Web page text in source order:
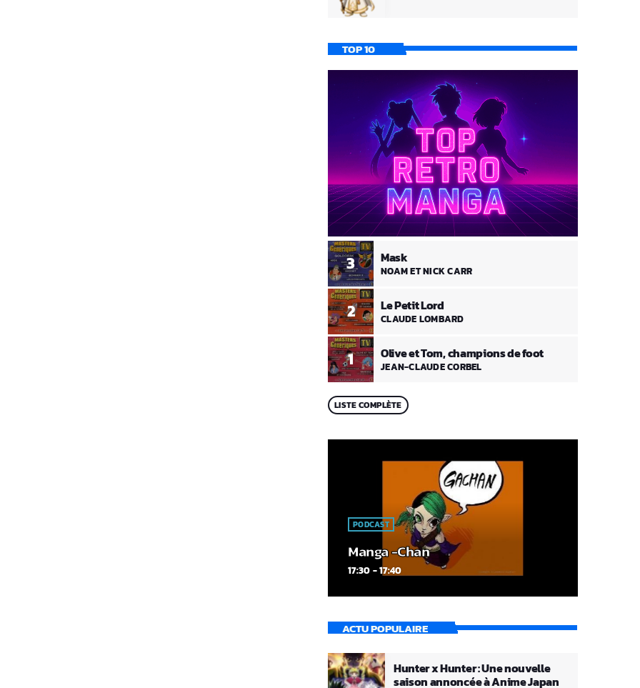
TOP 10
1 Olive et Tom, champions de foot
JEAN-CLAUDE CORBEL
2 Le Petit Lord
CLAUDE LOMBARD
3 Mask
NOAM ET NICK CARR
LISTE COMPLÈTE
PODCAST
Manga -Chan
17:30 - 17:40
ACTU POPULAIRE
Hunter x Hunter : Une nouvelle
saison annoncée à Anime Japan